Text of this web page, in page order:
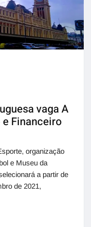
vaga A
Financeiro
organização
e Museu da
a partir de
de 2021,